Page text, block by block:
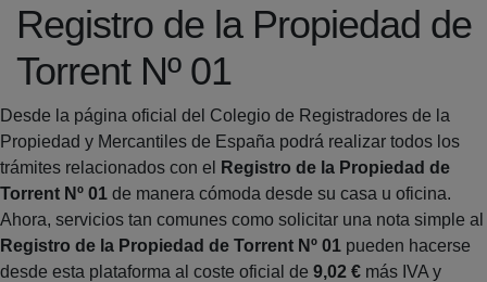
Registro de la Propiedad de
Torrent Nº 01
Desde la página oficial del Colegio de Registradores de la
Propiedad y Mercantiles de España podrá realizar todos los
trámites relacionados con el
Registro de la Propiedad de
Torrent Nº 01 de manera cómoda desde su casa u oficina.
Ahora, servicios tan comunes como solicitar una nota simple al
Registro de la Propiedad de Torrent Nº 01 pueden hacerse
desde esta plataforma al coste oficial de 9,02 € más IVA y